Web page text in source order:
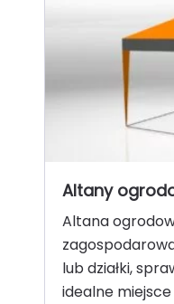
Altany
Altana
lub działki,
idealne